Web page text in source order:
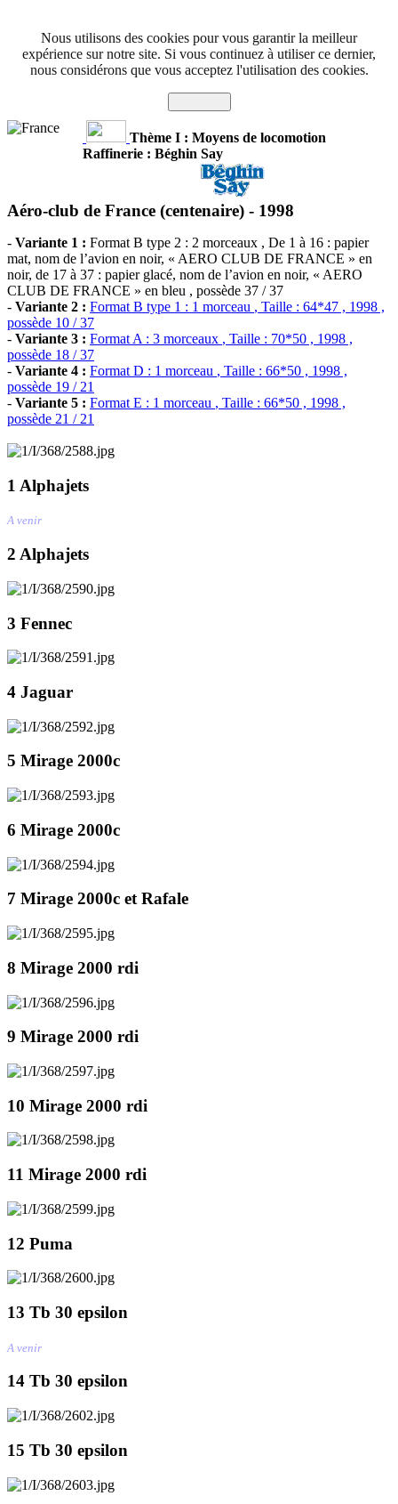
Nous utilisons des cookies pour vous garantir la meilleur
expérience sur notre site. Si vous continuez à utiliser ce dernier,
nous considérons que vous acceptez l'utilisation des cookies.
Thème I : Moyens de locomotion
Raffinerie : Béghin Say
Aéro-club de France (centenaire) - 1998
- Variante 1 : Format B type 2 : 2 morceaux , De 1 à 16 : papier
mat, nom de l’avion en noir, « AERO CLUB DE FRANCE » en
noir, de 17 à 37 : papier glacé, nom de l’avion en noir, « AERO
CLUB DE FRANCE » en bleu , possède 37 / 37
- Variante 2 : Format B type 1 : 1 morceau , Taille : 64*47 , 1998 ,
possède 10 / 37
- Variante 3 : Format A : 3 morceaux , Taille : 70*50 , 1998 ,
possède 18 / 37
- Variante 4 : Format D : 1 morceau , Taille : 66*50 , 1998 ,
possède 19 / 21
- Variante 5 : Format E : 1 morceau , Taille : 66*50 , 1998 ,
possède 21 / 21
1 Alphajets
A venir
2 Alphajets
3 Fennec
4 Jaguar
5 Mirage 2000c
6 Mirage 2000c
7 Mirage 2000c et Rafale
8 Mirage 2000 rdi
9 Mirage 2000 rdi
10 Mirage 2000 rdi
11 Mirage 2000 rdi
12 Puma
13 Tb 30 epsilon
A venir
14 Tb 30 epsilon
15 Tb 30 epsilon